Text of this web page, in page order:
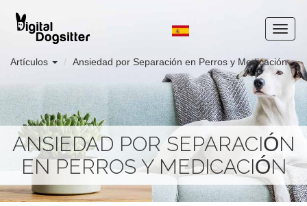
Artículos Ansiedad por Separación en Perros y Medicación
ANSIEDAD POR SEPARACIÓN
EN PERROS Y MEDICACIÓN